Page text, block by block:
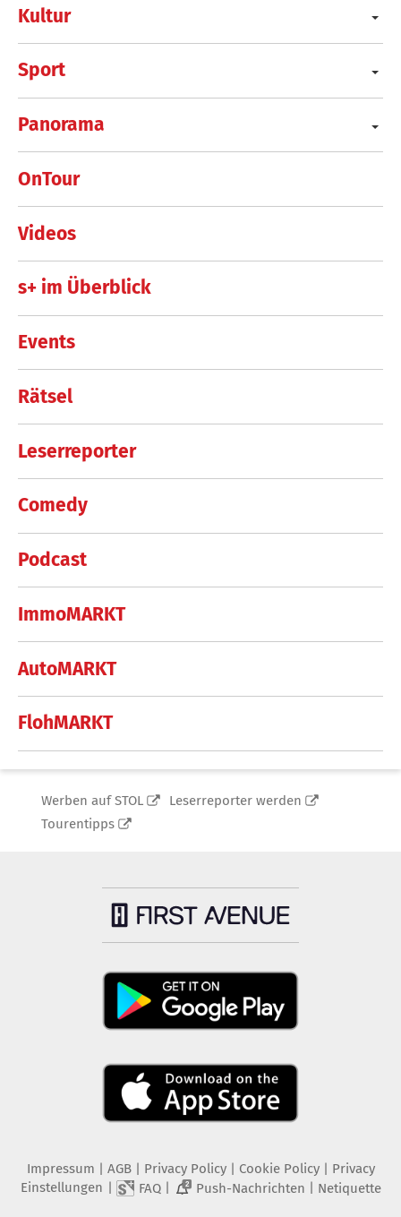
Kultur
Sport
Panorama
OnTour
Videos
s+ im Überblick
Events
Rätsel
Leserreporter
Comedy
Podcast
ImmoMARKT
AutoMARKT
FlohMARKT
Werben auf STOL
Leserreporter werden
Tourentipps
Impressum | AGB | Privacy Policy| Cookie Policy| Privacy
Einstellungen | FAQ| 2 Push-Nachrichten | Netiquette